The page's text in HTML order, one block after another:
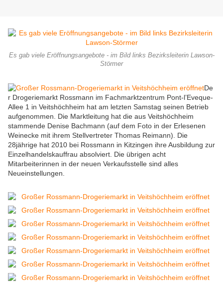
Es gab viele Eröffnungsangebote - im Bild links Bezirksleiterin Lawson-
Störmer
De
r Drogeriemarkt Rossmann im Fachmarktzentrum Pont-l’Eveque-
Allee 1 in Veitshöchheim hat am letzten Samstag seinen Betrieb
aufgenommen. Die Marktleitung hat die aus Veitshöchheim
stammende Denise Bachmann (auf dem Foto in der Erlesenen
Weinecke mit ihrem Stellvertreter Thomas Reimann). Die
28jährige hat 2010 bei Rossmann in Kitzingen ihre Ausbildung zur
Einzelhandelskauffrau absolviert. Die übrigen acht
Mitarbeiterinnen in der neuen Verkaufsstelle sind alles
Neueinstellungen.